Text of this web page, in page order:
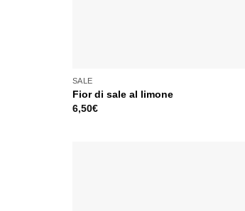
SALE
Fior di sale al limone
6,50€